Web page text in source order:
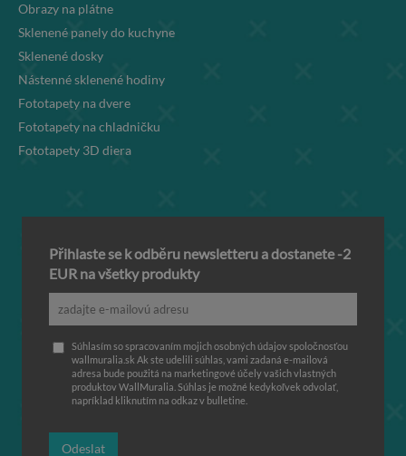
Obrazy na plátne
Sklenené panely do kuchyne
Sklenené dosky
Nástenné sklenené hodiny
Fototapety na dvere
Fototapety na chladničku
Fototapety 3D diera
Přihlaste se k odběru newsletteru a dostanete -2
EUR na všetky produkty
Súhlasím so spracovaním mojich osobných údajov spoločnosťou
wallmuralia.sk Ak ste udelili súhlas, vami zadaná e-mailová
adresa bude použitá na marketingové účely vašich vlastných
produktov WallMuralia. Súhlas je možné kedykoľvek odvolať,
napríklad kliknutím na odkaz v bulletine.
Odeslat